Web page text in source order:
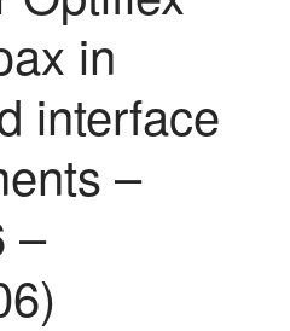
Affaires
Evénements publics
Calendrier
Commissions techniques
Publications
Galerie
in
interface
–
–